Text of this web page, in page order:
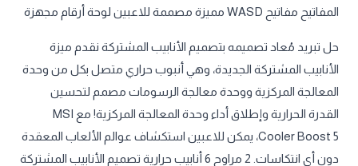
المفاتيح مفاتيح WASD مميزة مصممة للاعبين لوحة أرقام مجهزة
حل تبريد مُعاد تصميمه بتصميم الأنابيب المشتركة نقدم ميزة
الأنابيب المشتركة الجديدة، وهي أنبوب حراري متصل بكل من وحدة
المعالجة المركزية ووحدة معالجة الرسومات مصمم لتحسين
القدرة الحرارية وإطلاق أداء وحدة المعالجة المركزية! مع MSI
Cooler Boost 5، يمكن للاعبين استكشاف عوالم الألعاب المعقدة
دون أي انتكاسات. 2 مراوح 6 أنابيب حرارية تصميم الأنابيب المشتركة